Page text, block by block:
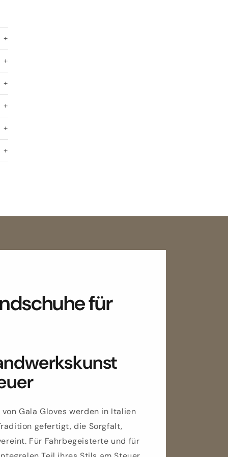
für
Gala Gloves werden in Italien
gefertigt, die Sorgfalt,
Für Fahrbegeisterte und für